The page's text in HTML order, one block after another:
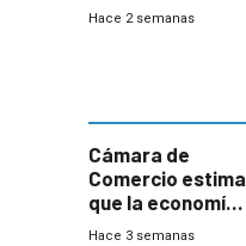
Hace 2 semanas
Cámara de
Comercio estima
que la economía
crecerá 1,6%
Hace 3 semanas